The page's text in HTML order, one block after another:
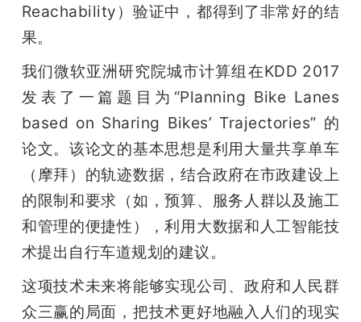
Reachability）验证中，都得到了非常好的结
果。
我们微软亚洲研究院城市计算组在KDD 2017
发表了一篇题目为“Planning Bike Lanes
based on Sharing Bikes’ Trajectories” 的
论文。该论文的基本思想是利用大量共享单车
（摩拜）的轨迹数据，结合政府在市政建设上
的限制和要求（如，预算、服务人群以及施工
和管理的便捷性），利用大数据和人工智能技
术提出自行车道规划的建议。
这项技术未来将能够实现公司、政府和人民群
众三赢的局面，把技术更好地融入人们的现实